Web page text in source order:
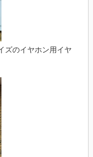
ズのイヤホン用イヤ